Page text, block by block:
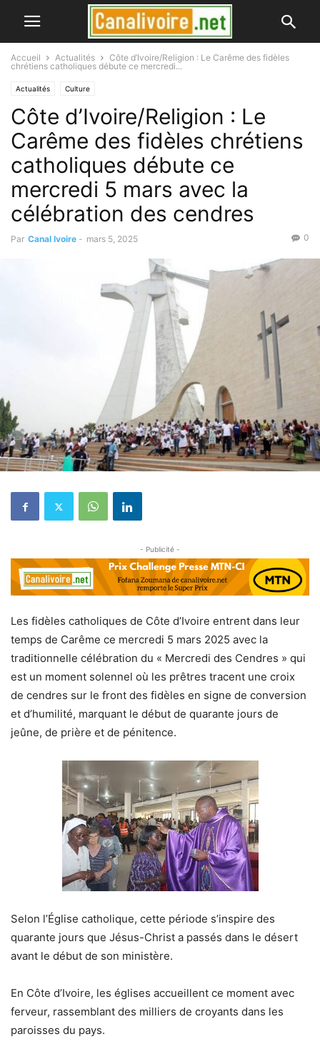
Accueil Actualités
Côte d’Ivoire/Religion : Le Carême des fidèles
chrétiens catholiques débute ce mercredi...
Actualités Culture
Côte d’Ivoire/Religion : Le
Carême des fidèles chrétiens
catholiques débute ce
mercredi 5 mars avec la
célébration des cendres
Par Canal Ivoire - mars 5, 2025 0
- Publicité -
Les fidèles catholiques de Côte d’Ivoire entrent dans leur
temps de Carême ce mercredi 5 mars 2025 avec la
traditionnelle célébration du « Mercredi des Cendres » qui
est un moment solennel où les prêtres tracent une croix
de cendres sur le front des fidèles en signe de conversion
et d’humilité, marquant le début de quarante jours de
jeûne, de prière et de pénitence.
Selon l’Église catholique, cette période s’inspire des
quarante jours que Jésus-Christ a passés dans le désert
avant le début de son ministère.
En Côte d’Ivoire, les églises accueillent ce moment avec
ferveur, rassemblant des milliers de croyants dans les
paroisses du pays.